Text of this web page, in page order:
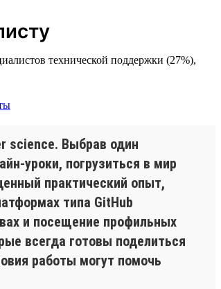
технической поддержки (27%),
science. Выбрав один
уроки, погрузиться в мир
практический опыт,
типа GitHub
и посещение профильных
всегда готовы поделиться
работы могут помочь